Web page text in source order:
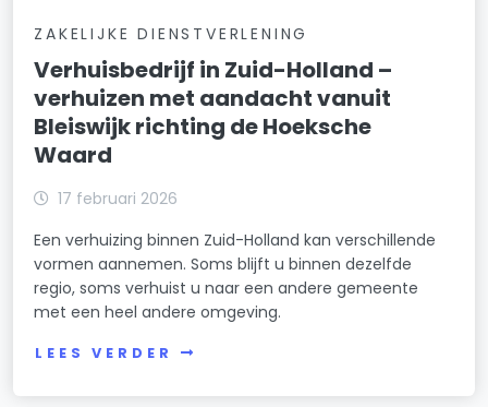
ZAKELIJKE DIENSTVERLENING
Verhuisbedrijf in Zuid-Holland –
verhuizen met aandacht vanuit
Bleiswijk richting de Hoeksche
Waard
17 februari 2026
Een verhuizing binnen Zuid-Holland kan verschillende
vormen aannemen. Soms blijft u binnen dezelfde
regio, soms verhuist u naar een andere gemeente
met een heel andere omgeving.
LEES VERDER